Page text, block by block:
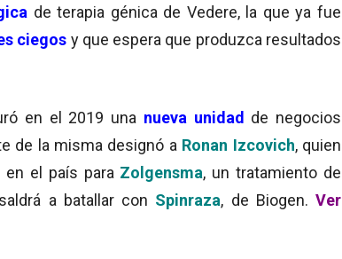
de terapia génica de Vedere, la que ya fue
ciegos y que espera que produzca resultados
en el 2019 una nueva unidad de negocios
de la misma designó a Ronan Izcovich, quien
el país para Zolgensma, un tratamiento de
a batallar con Spinraza, de Biogen.Ver